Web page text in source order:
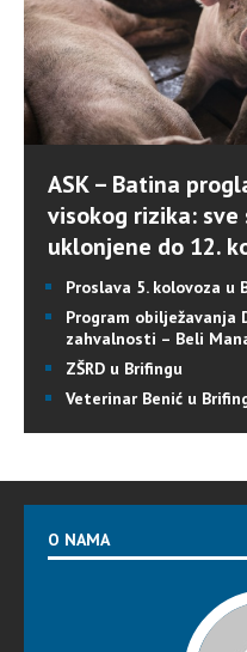
ASK – Batina
visokog rizika:
uklonjene do 12.
Proslava 5. kolovoza u
Program obilježavanja
zahvalnosti – Beli
ZŠRD u Brifingu
Veterinar Benić u
O NAMA